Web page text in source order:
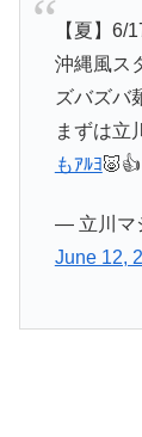
【夏】6/
沖縄風ス
ズバズバ
まずは立
もｱﾙﾖ🐷👍
— 立川マ
June 12,